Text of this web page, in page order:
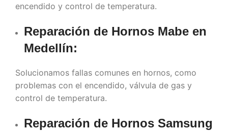
encendido y control de temperatura.
Reparación de Hornos Mabe en
Medellín:
Solucionamos fallas comunes en hornos, como
problemas con el encendido, válvula de gas y
control de temperatura.
Reparación de Hornos Samsung